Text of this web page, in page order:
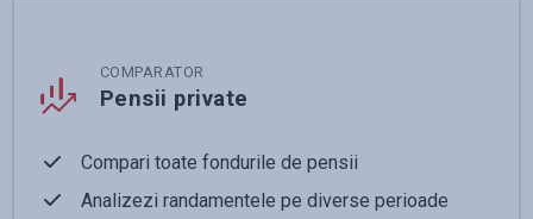
COMPARATOR
Pensii private
Compari toate fondurile de pensii
Analizezi randamentele pe diverse perioade